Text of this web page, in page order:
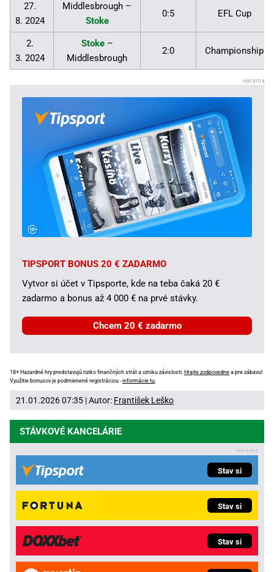
27.
8. 2024
Middlesbrough –
Stoke
0:5 EFL Cup
2.
3. 2024
Stoke–
Middlesbrough
2:0 Championship
TIPSPORT BONUS 20 € ZADARMO
Vytvor si účet v Tipsporte, kde na teba čaká 20 €
zadarmo a bonus až 4 000 € na prvé stávky.
Chcem 20 € zadarmo
18+ Hazardné hry predstavujú riziko finančných strát a vzniku závislosti. Hrajte zodpovedne a pre zábavu!
Využitie bonusov je podmienené registráciou -informácie tu.
21.01.2026 07:35 | Autor: František Leško
STÁVKOVÉ KANCELÁRIE
Stav si
Stav si
Stav si